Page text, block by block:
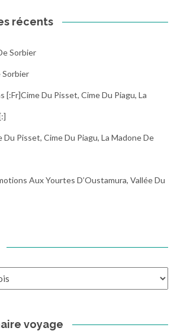
récents
Sorbier
Sorbier
[:fr]Cime Du Pisset, Cime Du Piagu, La
Pisset, Cime Du Piagu, La Madone De
Aux Yourtes D’Oustamura, Vallée Du
voyage